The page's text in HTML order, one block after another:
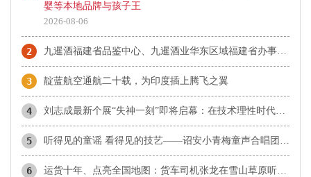
婴等本地品牌与孩子王
2026-08-06
2 九暹酒福建省品鉴中心、九暹酒业华东区域福建省办事处：御隆艺术馆
3 靛蓝航空通航二十载，为印度插上腾飞之翼
4 刘志成最新个展“失神一刻”即将启幕：在技术理性时代，重新唤醒感知的诗意
5 听得见的童谣 看得见的技艺——诏安小青梅童声合唱团首登国家大剧院
6 运货十年、点亮全国地图：货车司机张龙在雪山草原听见生活的回响